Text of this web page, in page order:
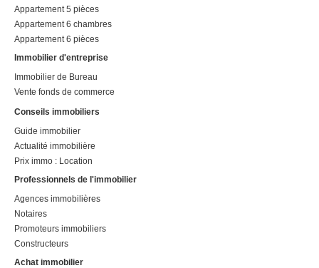
Appartement 5 pièces
Appartement 6 chambres
Appartement 6 pièces
Immobilier d'entreprise
Immobilier de Bureau
Vente fonds de commerce
Conseils immobiliers
Guide immobilier
Actualité immobilière
Prix immo : Location
Professionnels de l'immobilier
Agences immobilières
Notaires
Promoteurs immobiliers
Constructeurs
Achat immobilier